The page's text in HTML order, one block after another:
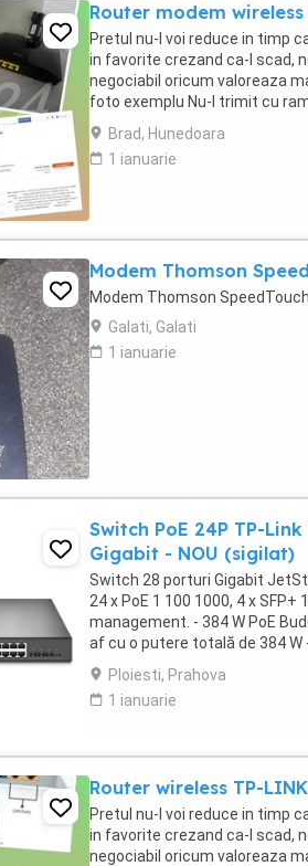
Router modem
Pretul nu-l voi reduce in timp
in favorite crezand ca-l scad,
negociabil oricum valoreaza
foto exemplu Nu-l trimit cu
parerea sau compara ...
Brad, Hunedoara
1 ianuarie
Modem Thomson
Modem Thomson SpeedTouch
Galati, Galati
1 ianuarie
Switch PoE 24P TP-Link
Gigabit - NOU (sigilat)
Switch 28 porturi Gigabit
24 x PoE 1 100 1000, 4 x SFP+
management. - 384 W PoE
af cu o putere totală de 384 W
Provisioning (ZTP),
Ploiesti, Prahova
1 ianuarie
Router wireless TP-
Pretul nu-l voi reduce in timp
in favorite crezand ca-l scad,
negociabil oricum valoreaza